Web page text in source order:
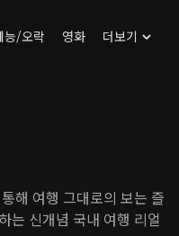
능/오락 영화 더보기
해 여행 그대로의 보는 즐
는 신개념 국내 여행 리얼